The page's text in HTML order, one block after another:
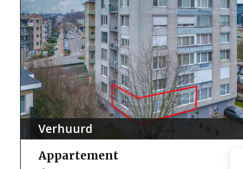
Verhuurd
Appartement